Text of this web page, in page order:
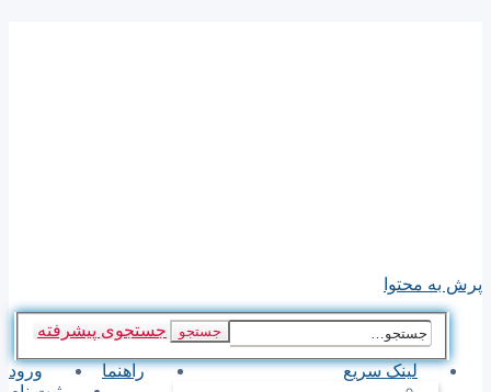
پرش به محتوا
جستجو جستجوی پیشرفته
لینک سریع راهنما
ورود